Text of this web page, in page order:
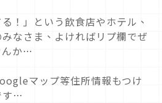
！」という飲食店やホテル、
なさま、よければリプ欄でぜ
んか…
マップ等住所情報もつけ
す…